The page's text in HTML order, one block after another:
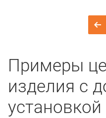
Примеры
изделия с
установкой